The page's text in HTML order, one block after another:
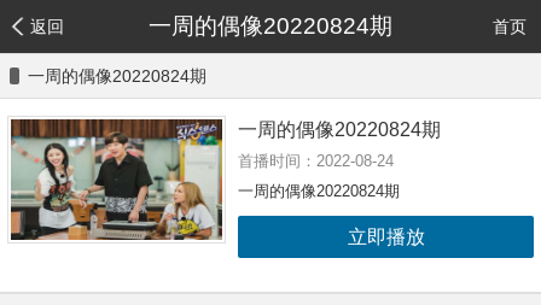
返回 一周的偶像20220824期 首页
一周的偶像20220824期
一周的偶像20220824期
首播时间：2022-08-24
一周的偶像20220824期
立即播放